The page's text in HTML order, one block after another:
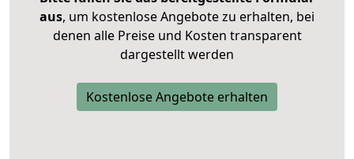
aus, um kostenlose Angebote zu erhalten, bei
denen alle Preise und Kosten transparent
dargestellt werden
Kostenlose Angebote erhalten